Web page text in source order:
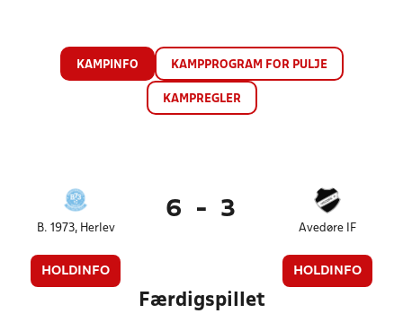
KAMPINFO KAMPPROGRAM FOR PULJE
KAMPREGLER
B. 1973, Herlev
HOLDINFO
6 - 3
Avedøre IF
HOLDINFO
Færdigspillet